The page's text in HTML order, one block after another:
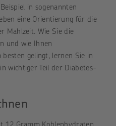
in sogenannten
eine Orientierung für die
Mahlzeit. Wie Sie die
und wie Ihnen
besten gelingt, lernen Sie in
wichtiger Teil der Diabetes-